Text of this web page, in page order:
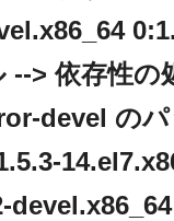
--> 依存性の
devel の
devel.x86_64